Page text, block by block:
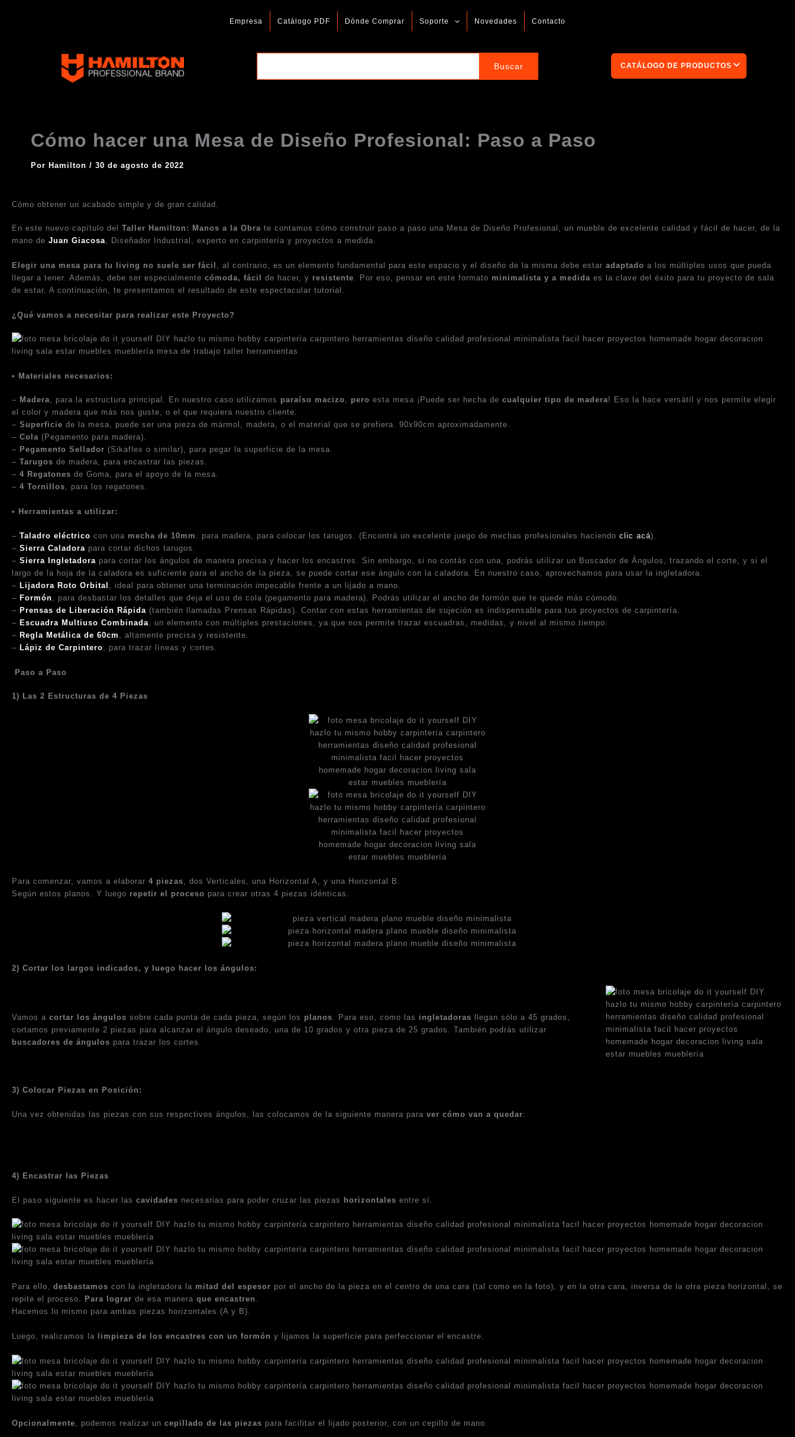
Empresa Catálogo PDF Dónde Comprar Soporte Novedades Contacto
CATÁLOGO DE PRODUCTOS
Cómo hacer una Mesa de Diseño Profesional: Paso a Paso
Por Hamilton / 30 de agosto de 2022
Cómo obtener un acabado simple y de gran calidad.
En este nuevo capítulo del Taller Hamilton: Manos a la Obra te contamos cómo construir paso a paso una Mesa de Diseño Profesional, un mueble de excelente calidad y fácil de hacer, de la
mano de Juan Giacosa, Diseñador Industrial, experto en carpintería y proyectos a medida.
Elegir una mesa para tu living no suele ser fácil , al contrario, es un elemento fundamental para este espacio y el diseño de la misma debe estar adaptado a los múltiples usos que pueda
llegar a tener. Además, debe ser especialmente cómoda, fácil de hacer, y resistente . Por eso, pensar en este formato minimalista y a medida es la clave del éxito para tu proyecto de sala
de estar. A continuación, te presentamos el resultado de este espectacular tutorial.
¿Qué vamos a necesitar para realizar este Proyecto?
• Materiales necesarios:
– Madera, para la estructura principal. En nuestro caso utilizamos paraíso macizo, pero esta mesa ¡Puede ser hecha de cualquier tipo de madera! Eso la hace versátil y nos permite elegir
el color y madera que más nos guste, o el que requiera nuestro cliente.
– Superficie de la mesa, puede ser una pieza de mármol, madera, o el material que se prefiera. 90x90cm aproximadamente.
– Cola (Pegamento para madera).
– Pegamento Sellador (Sikaflex o similar), para pegar la superficie de la mesa.
– Tarugos de madera, para encastrar las piezas.
– 4 Regatones de Goma, para el apoyo de la mesa.
– 4 Tornillos, para los regatones.
• Herramientas a utilizar:
– Taladro eléctrico con una mecha de 10mm . para madera, para colocar los tarugos. (Encontrá un excelente juego de mechas profesionales haciendo clic acá).
– Sierra Caladora para cortar dichos tarugos.
– Sierra Ingletadora para cortar los ángulos de manera precisa y hacer los encastres. Sin embargo, si no contás con una, podrás utilizar un Buscador de Ángulos, trazando el corte, y si el
largo de la hoja de la caladora es suficiente para el ancho de la pieza, se puede cortar ese ángulo con la caladora. En nuestro caso, aprovechamos para usar la ingletadora.
– Lijadora Roto Orbital
, ideal para obtener una terminación impecable frente a un lijado a mano.
– Formón , para desbastar los detalles que deja el uso de cola (pegamento para madera). Podrás utilizar el ancho de formón que te quede más cómodo.
– Prensas de Liberación Rápida (también llamadas Prensas Rápidas). Contar con estas herramientas de sujeción es indispensable para tus proyectos de carpintería.
– Escuadra Multiuso Combinada , un elemento con múltiples prestaciones, ya que nos permite trazar escuadras, medidas, y nivel al mismo tiempo.
– Regla Metálica de 60cm
, altamente precisa y resistente.
– Lápiz de Carpintero , para trazar líneas y cortes.
Paso a Paso
1) Las 2 Estructuras de 4 Piezas
Para comenzar, vamos a elaborar 4 piezas, dos Verticales, una Horizontal A, y una Horizontal B.
Según estos planos. Y luego repetir el proceso para crear otras 4 piezas idénticas.
2) Cortar los largos indicados, y luego hacer los ángulos:
Vamos a cortar los ángulos sobre cada punta de cada pieza, según los planos. Para eso, como las ingletadoras llegan sólo a 45 grados,
cortamos previamente 2 piezas para alcanzar el ángulo deseado, una de 10 grados y otra pieza de 25 grados. También podrás utilizar
buscadores de ángulos para trazar los cortes.
3) Colocar Piezas en Posición:
Una vez obtenidas las piezas con sus respectivos ángulos, las colocamos de la siguiente manera para ver cómo van a quedar:
4) Encastrar las Piezas
El paso siguiente es hacer las cavidades necesarias para poder cruzar las piezas horizontales entre sí.
Para ello, desbastamos con la ingletadora la mitad del espesor por el ancho de la pieza en el centro de una cara (tal como en la foto), y en la otra cara, inversa de la otra pieza horizontal, se
repite el proceso. Para lograr de esa manera que encastren .
Hacemos lo mismo para ambas piezas horizontales (A y B).
Luego, realizamos la limpieza de los encastres con un formón y lijamos la superficie para perfeccionar el encastre.
Opcionalmente , podemos realizar un cepillado de las piezas para facilitar el lijado posterior, con un cepillo de mano.